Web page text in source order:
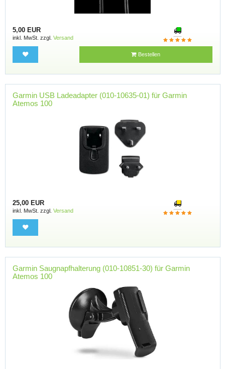
5,00 EUR
inkl. MwSt. zzgl. Versand
Bestellen
Garmin USB Ladeadapter (010-10635-01) für Garmin
Atemos 100
25,00 EUR
inkl. MwSt. zzgl. Versand
Garmin Saugnapfhalterung (010-10851-30) für Garmin
Atemos 100